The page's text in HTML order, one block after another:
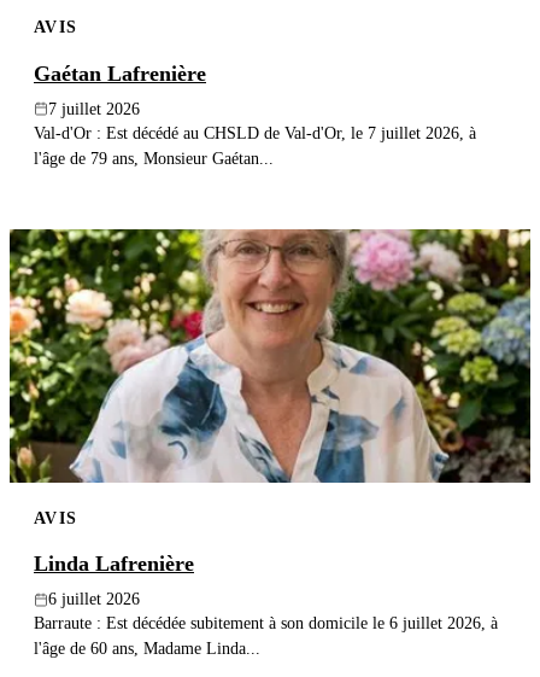
AVIS
Gaétan Lafrenière
7 juillet 2026
Val-d'Or : Est décédé au CHSLD de Val-d'Or, le 7 juillet 2026, à
l'âge de 79 ans, Monsieur Gaétan...
AVIS
Linda Lafrenière
6 juillet 2026
Barraute : Est décédée subitement à son domicile le 6 juillet 2026, à
l'âge de 60 ans, Madame Linda...